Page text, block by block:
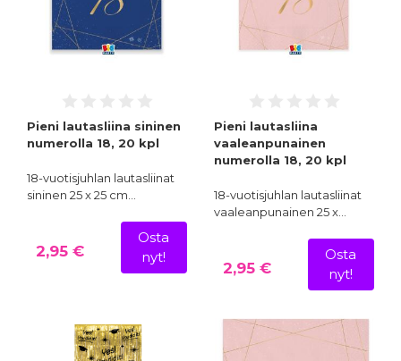
Pieni lautasliina sininen
numerolla 18, 20 kpl
18-vuotisjuhlan lautasliinat
sininen 25 x 25 cm…
2,95 €
Osta
nyt!
Pieni lautasliina
vaaleanpunainen
numerolla 18, 20 kpl
18-vuotisjuhlan lautasliinat
vaaleanpunainen 25 x…
2,95 €
Osta
nyt!